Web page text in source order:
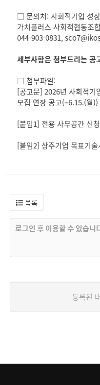
□ 문의처: 사회적기업 성
가치플러스 사회적협동조
044-903-0831,
세부사항은 첨부드리는 공
□ 첨부파일:
[공고문] 2026년 사회적기
모집 연장 공고(~6.15.(월))
[붙임1] 전용 사무공간 신
[붙임2] 상주기업 목표기술
목록
등록된